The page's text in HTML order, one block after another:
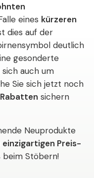
eines kürzeren
dies auf der
deutlich
gesonderte
sich auch um
Sie sich jetzt noch
sichern
Neuprodukte
einzigartigen Preis-
beim Stöbern!